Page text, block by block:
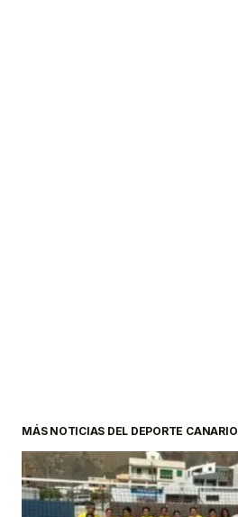
MÁS NOTICIAS DEL DEPORTE CANARIO